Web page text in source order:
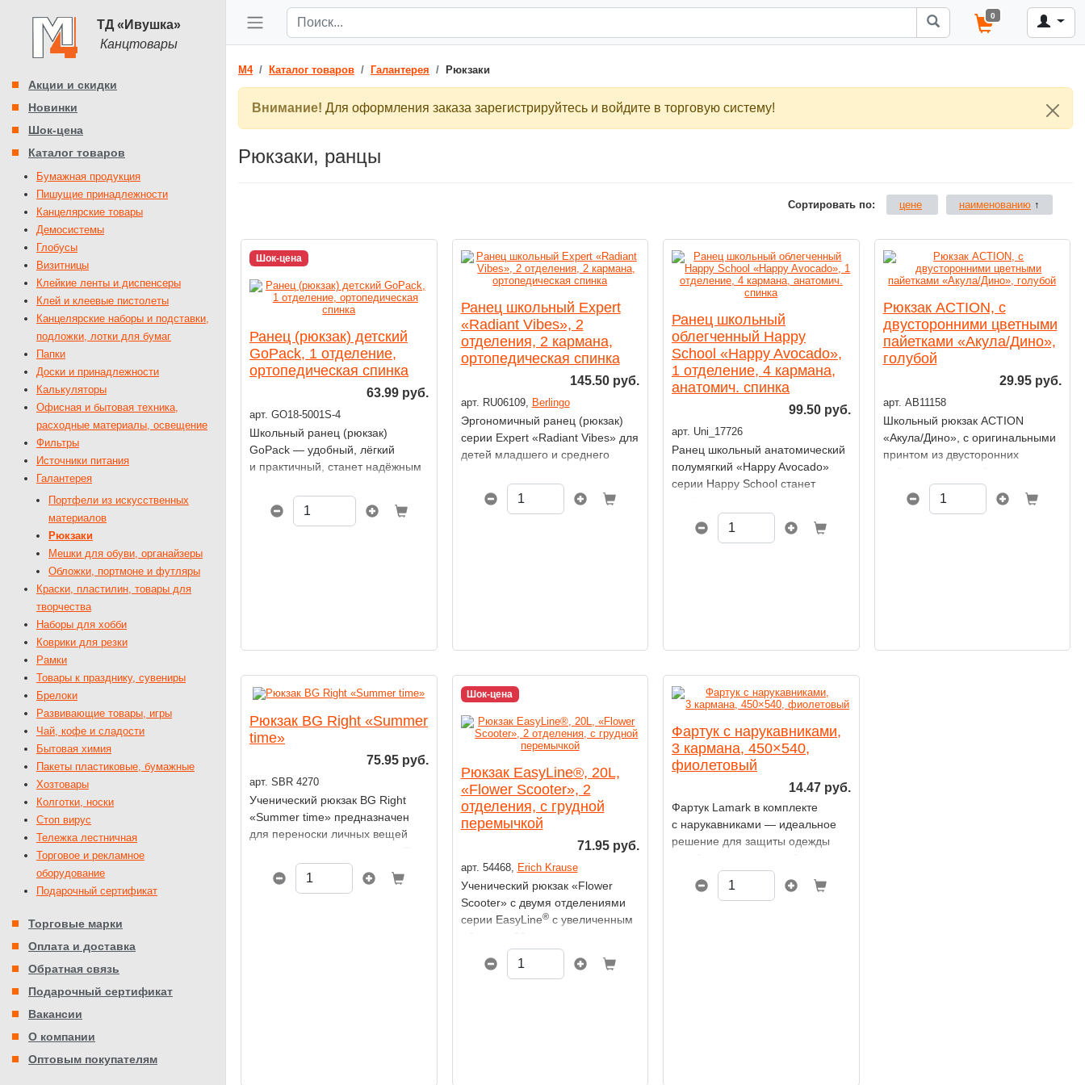
ТД «Ивушка»
Канцтовары
Акции и скидки
Новинки
Шок-цена
Каталог товаров
Бумажная продукция
Пишущие принадлежности
Канцелярские товары
Демосистемы
Глобусы
Визитницы
Клейкие ленты и диспенсеры
Клей и клеевые пистолеты
Канцелярские наборы и подставки,
подложки, лотки для бумаг
Папки
Доски и принадлежности
Калькуляторы
Офисная и бытовая техника,
расходные материалы, освещение
Фильтры
Источники питания
Галантерея
Портфели из искусственных
материалов
Рюкзаки
Мешки для обуви, органайзеры
Обложки, портмоне и футляры
Краски, пластилин, товары для
творчества
Наборы для хобби
Коврики для резки
Рамки
Товары к празднику, сувениры
Брелоки
Развивающие товары, игры
Чай, кофе и сладости
Бытовая химия
Пакеты пластиковые, бумажные
Хозтовары
Колготки, носки
Стоп вирус
Тележка лестничная
Торговое и рекламное
оборудование
Подарочный сертификат
Торговые марки
Оплата и доставка
Обратная связь
Подарочный сертификат
Вакансии
О компании
Оптовым покупателям
0
M4 Каталог товаров Галантерея Рюкзаки
Внимание! Для оформления заказа зарегистрируйтесь и войдите в торговую систему!
Рюкзаки, ранцы
Сортировать по: цене наименованию ↑
Шок-цена
Ранец (рюкзак) детский
GoPack, 1 отделение,
ортопедическая спинка
63.99 руб.
арт. GO18-5001S-4
Школьный ранец (рюкзак)
GoPack — удобный, лёгкий
и практичный, станет надёжным
Ранец школьный Expert
«Radiant Vibes», 2
отделения, 2 кармана,
ортопедическая спинка
145.50 руб.
арт. RU06109, Berlingo
Эргономичный ранец (рюкзак)
серии Expert «Radiant Vibes» для
детей младшего и среднего
Ранец школьный
облегченный Happy
School «Happy Avocado»,
1 отделение, 4 кармана,
анатомич. спинка
99.50 руб.
арт. Uni_17726
Ранец школьный анатомический
полумягкий «Happy Avocado»
серии Happy School станет
учеников младшей и средней
школы.
Рюкзак ACTION, с
двусторонними цветными
пайетками «Акула/Дино»,
голубой
29.95 руб.
арт. AB11158
Школьный рюкзак ACTION
«Акула/Дино», с оригинальными
принтом из двусторонних
Рюкзак BG Right «Summer
time»
75.95 руб.
арт. SBR 4270
Ученический рюкзак BG Right
«Summer time» предназначен
для переноски личных вещей
Шок-цена
Рюкзак EasyLine®, 20L,
«Flower Scooter», 2
отделения, с грудной
перемычкой
71.95 руб.
арт. 54468, Erich Krause
Ученический рюкзак «Flower
Scooter» с двумя отделениями
серии EasyLine®с увеличенным
Фартук с нарукавниками,
3 кармана, 450×540,
фиолетовый
14.47 руб.
Фартук Lamark в комплекте
с нарукавниками — идеальное
решение для защиты одежды
рисованием, лепкой,
аппликацией и другими видами